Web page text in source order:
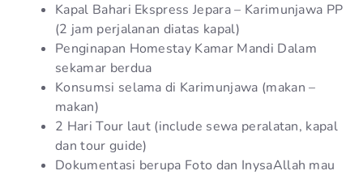
Kapal Bahari Ekspress Jepara – Karimunjawa PP
(2 jam perjalanan diatas kapal)
Penginapan Homestay Kamar Mandi Dalam
sekamar berdua
Konsumsi selama di Karimunjawa (makan –
makan)
2 Hari Tour laut (include sewa peralatan, kapal
dan tour guide)
Dokumentasi berupa Foto dan InysaAllah mau